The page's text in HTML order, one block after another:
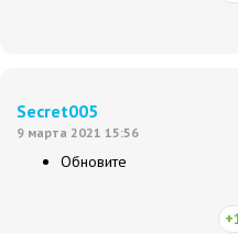
Secret005
9 марта 2021 15:56
Обновите